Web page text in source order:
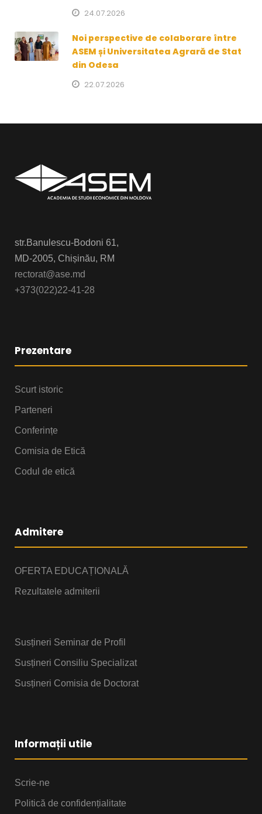
24.07.2026
Noi perspective de colaborare între
ASEM și Universitatea Agrară de Stat
din Odesa
22.07.2026
str.Banulescu-Bodoni 61,
MD-2005, Chișinău, RM
rectorat@ase.md
+373(022)22-41-28
Prezentare
Scurt istoric
Parteneri
Conferințe
Comisia de Etică
Codul de etică
Admitere
OFERTA EDUCAȚIONALĂ
Rezultatele admiterii
Susțineri Seminar de Profil
Susțineri Consiliu Specializat
Susțineri Comisia de Doctorat
Informații utile
Scrie-ne
Politică de confidențialitate